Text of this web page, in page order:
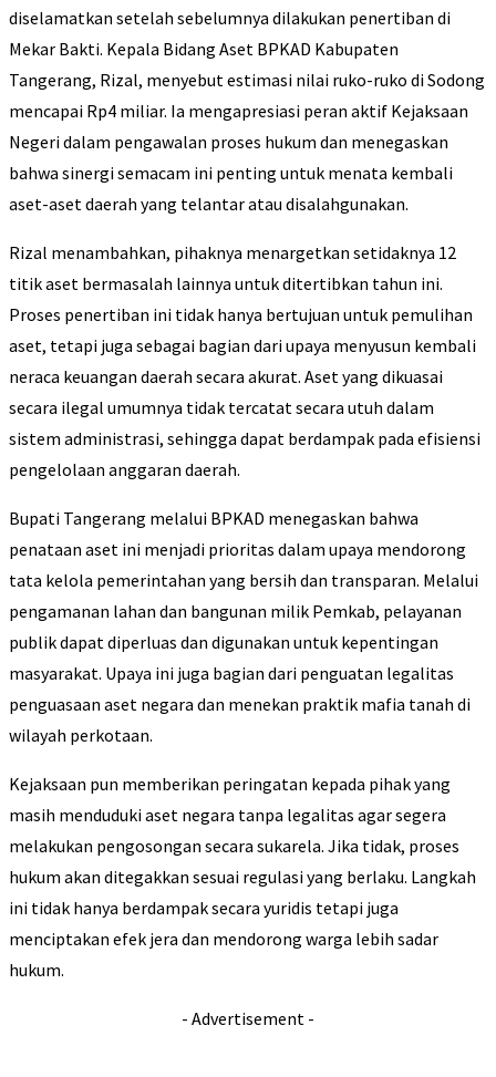
diselamatkan setelah sebelumnya dilakukan penertiban di
Mekar Bakti. Kepala Bidang Aset BPKAD Kabupaten
Tangerang, Rizal, menyebut estimasi nilai ruko-ruko di Sodong
mencapai Rp4 miliar. Ia mengapresiasi peran aktif Kejaksaan
Negeri dalam pengawalan proses hukum dan menegaskan
bahwa sinergi semacam ini penting untuk menata kembali
aset-aset daerah yang telantar atau disalahgunakan.
Rizal menambahkan, pihaknya menargetkan setidaknya 12
titik aset bermasalah lainnya untuk ditertibkan tahun ini.
Proses penertiban ini tidak hanya bertujuan untuk pemulihan
aset, tetapi juga sebagai bagian dari upaya menyusun kembali
neraca keuangan daerah secara akurat. Aset yang dikuasai
secara ilegal umumnya tidak tercatat secara utuh dalam
sistem administrasi, sehingga dapat berdampak pada efisiensi
pengelolaan anggaran daerah.
Bupati Tangerang melalui BPKAD menegaskan bahwa
penataan aset ini menjadi prioritas dalam upaya mendorong
tata kelola pemerintahan yang bersih dan transparan. Melalui
pengamanan lahan dan bangunan milik Pemkab, pelayanan
publik dapat diperluas dan digunakan untuk kepentingan
masyarakat. Upaya ini juga bagian dari penguatan legalitas
penguasaan aset negara dan menekan praktik mafia tanah di
wilayah perkotaan.
Kejaksaan pun memberikan peringatan kepada pihak yang
masih menduduki aset negara tanpa legalitas agar segera
melakukan pengosongan secara sukarela. Jika tidak, proses
hukum akan ditegakkan sesuai regulasi yang berlaku. Langkah
ini tidak hanya berdampak secara yuridis tetapi juga
menciptakan efek jera dan mendorong warga lebih sadar
hukum.
- Advertisement -